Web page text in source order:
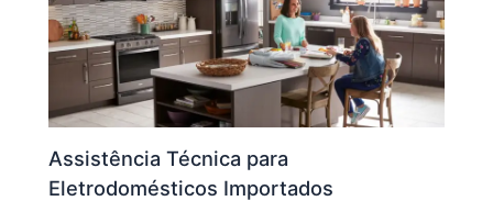
Assistência Técnica para
Eletrodomésticos Importados